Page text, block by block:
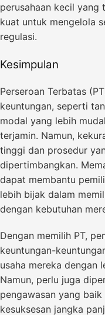
perusahaan kecil yang
kuat untuk mengelola
regulasi.
Kesimpulan
Perseroan Terbatas
keuntungan, seperti
modal yang lebih
terjamin. Namun,
tinggi dan prosedur
dipertimbangkan.
dapat membantu
lebih bijak dalam
dengan kebutuhan
Dengan memilih PT,
keuntungan-
usaha mereka dengan
Namun, perlu juga
pengawasan yang
kesuksesan jangka